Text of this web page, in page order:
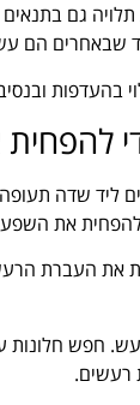
גם
שבאחרים הם
בהעדפות
ליד שדה תעופה
להפחית את
את העברת
רעשים.